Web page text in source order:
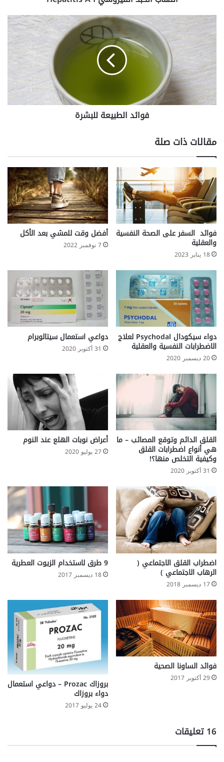
فوائد
الطبيعة
للبشرة
فوائد الطبيعة للبشرة
مقالات ذات صلة
فوائد السفر على الصحة النفسية
والعقلية
18 يناير 2023
أفضل وقت للمشي بعد الأكل
7 نوفمبر 2022
دواء سيكودال Psychodal لعلاج
الاضطرابات النفسية والعقلية
20 ديسمبر 2020
دواعي استعمال سيتالوبرام
31 أكتوبر 2020
القلق الدائم وتوقع المصائب – ما
هي أنواع اضطرابات القلق
وكيفية التخلص منها؟!
31 أكتوبر 2020
أعراض نوبات الهلع عند النوم
27 يوليو 2020
اضطراب القلق الاجتماعي (
الرهاب الاجتماعي )
17 ديسمبر 2018
9 طرق لاستخدام الزيوت العطرية
18 ديسمبر 2017
فوائد الساونا الصحية
29 أكتوبر 2017 بروزاك Prozac – دواعي استعمال
دواء بروزاك
24 يوليو 2017
‫16 تعليقات